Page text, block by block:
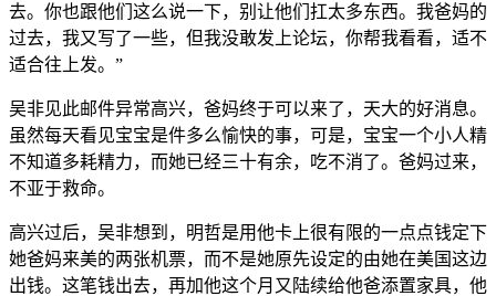
去。你也跟他们这么说一下，别让他们扛太多东西。我爸妈的
过去，我又写了一些，但我没敢发上论坛，你帮我看看，适不
适合往上发。”
吴非见此邮件异常高兴，爸妈终于可以来了，天大的好消息。
虽然每天看见宝宝是件多么愉快的事，可是，宝宝一个小人精
不知道多耗精力，而她已经三十有余，吃不消了。爸妈过来，
不亚于救命。
高兴过后，吴非想到，明哲是用他卡上很有限的一点点钱定下
她爸妈来美的两张机票，而不是她原先设定的由她在美国这边
出钱。这笔钱出去，再加他这个月又陆续给他爸添置家具，他